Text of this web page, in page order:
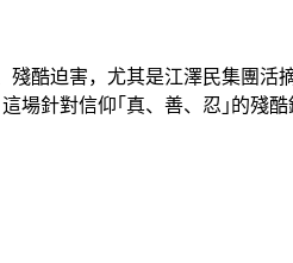
酷迫害，尤其是江澤民集團
場針對信仰｢真、善、忍｣的殘